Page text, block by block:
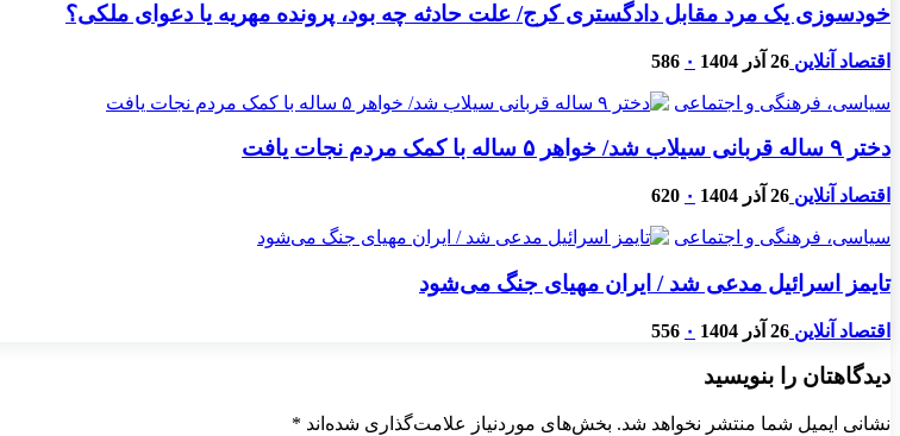
خودسوزی یک مرد مقابل دادگستری کرج/ علت حادثه چه بود، پرونده مهریه‌ یا دعوای ملکی؟
اقتصاد آنلاین 26 آذر 1404 ۰ 586
سیاسی، فرهنگی و اجتماعی
دختر ۹ ساله قربانی سیلاب شد/ خواهر ۵ ساله با کمک مردم نجات یافت
اقتصاد آنلاین 26 آذر 1404 ۰ 620
سیاسی، فرهنگی و اجتماعی
تایمز اسرائیل مدعی شد / ایران مهیای جنگ می‌شود
اقتصاد آنلاین 26 آذر 1404 ۰ 556
دیدگاهتان را بنویسید
نشانی ایمیل شما منتشر نخواهد شد. بخش‌های موردنیاز علامت‌گذاری شده‌اند *